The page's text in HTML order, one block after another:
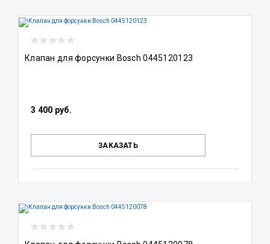
Клапан для форсунки Bosch 0445120123
3 400 руб.
ЗАКАЗАТЬ